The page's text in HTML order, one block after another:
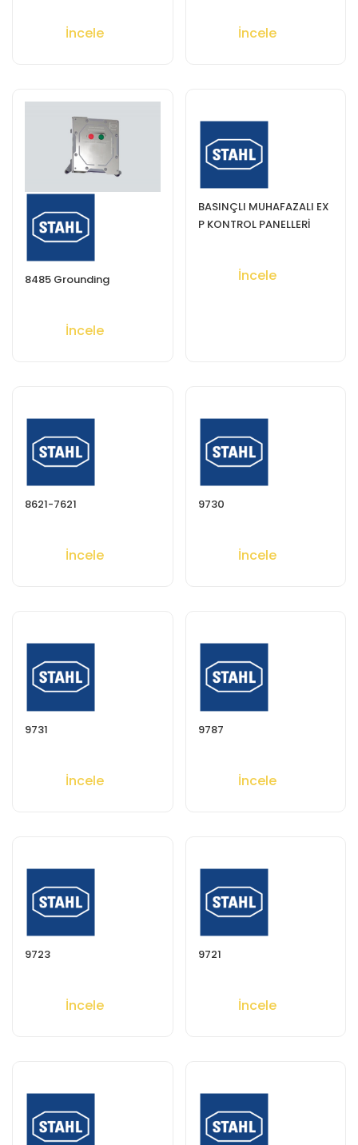
İncele İncele
8485 Grounding
İncele
BASINÇLI MUHAFAZALI EX
P KONTROL PANELLERİ
İncele
8621-7621
İncele
9730
İncele
9731
İncele
9787
İncele
9723
İncele
9721
İncele